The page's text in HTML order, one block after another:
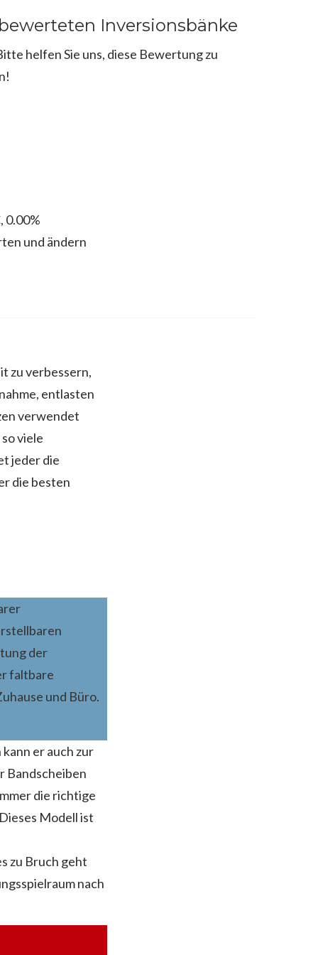
Inversionsbänke
helfen Sie uns, diese Bewertung zu
0.00%
und ändern
zu verbessern,
entlasten
verwendet
viele
jeder die
die besten
der
faltbare
und Büro.
er auch zur
Bandscheiben
die richtige
Modell ist
zu Bruch geht
nach